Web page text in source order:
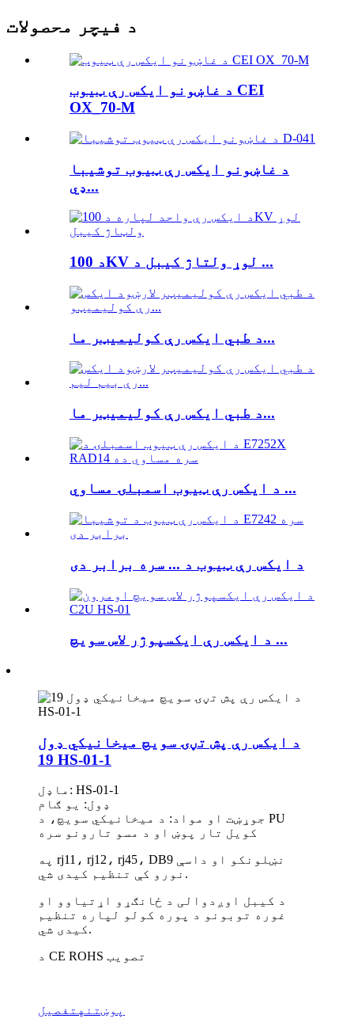
د فیچر محصولات
د غاښونو ایکس رې ټیوب CEI
OX_70-M
د غاښونو ایکس رې ټیوب توشیبا
ډي...
د 100KV لوړ ولتاژ کیبل د ...
د طبي ایکس رې کولیمیټر ما...
د طبي ایکس رې کولیمیټر ما...
د ایکس رې ټیوب اسمبلۍ مساوي ...
د ایکس رې ټیوب د ... سره برابر دی
د ایکس رې ایکسپوژر لاس سویچ ...
د ایکس رې پش تڼۍ سویچ میخانیکي ډول
19 HS-01-1
ماډل: HS-01-1
ډول: یو ګام
جوړښت او مواد: د میخانیکي سویچ، د PU
کویل تار پوښ او د مسو تارونو سره
په rj11، rj12، rj45، DB9 نښلونکو او داسې
نورو کې تنظیم کیدی شي.
د کیبل اوږدوالی د ځانګړو اړتیاوو او
غوره توبونو د پوره کولو لپاره تنظیم
کیدی شي.
د CE ROHS تصویب
پوښتنهتفصیل